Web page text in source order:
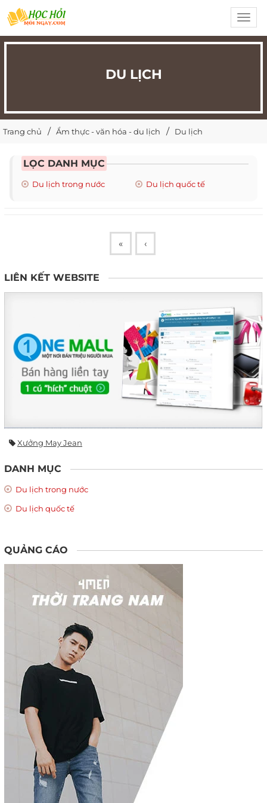
DU LỊCH
Trang chủ Ẩm thực - văn hóa - du lịch Du lịch
LỌC DANH MỤC
Du lịch trong nước Du lịch quốc tế
« ‹
LIÊN KẾT WEBSITE
Xưởng May Jean
DANH MỤC
Du lịch trong nước
Du lịch quốc tế
QUẢNG CÁO